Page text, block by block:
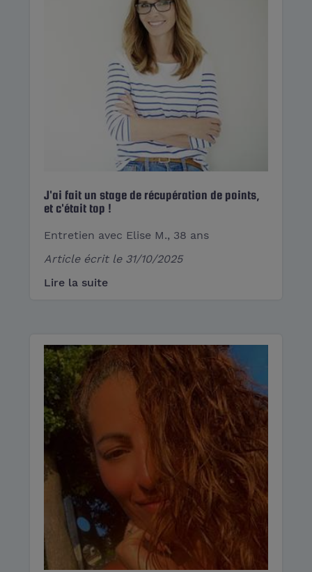
J'ai fait un stage de récupération de points,
et c'était top !
Entretien avec Elise M., 38 ans
Article écrit le 31/10/2025
Lire la suite